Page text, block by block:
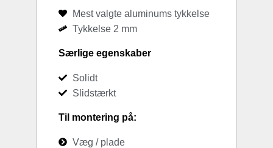
Mest valgte aluminums tykkelse
Tykkelse 2 mm
Særlige egenskaber
Solidt
Slidstærkt
Til montering på:
Væg / plade